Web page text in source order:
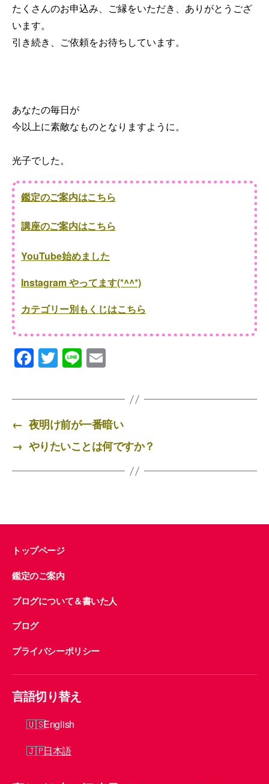
たくさんのお申込み、ご縁をいただき、ありがとうござ
います。
引き続き、ご依頼をお待ちしています。
あなたの毎日が
今以上に素敵なものとなりますように。
光子でした。
鑑定のご案内はこちら
講座のご案内はこちら
YouTube始めました
Instagram やってます(*^^*)
カテゴリー別もくじはこちら
F
c
e
b
o
o
T
tt
er
Li
e ail
← 夜明け前が一番暗い
→ やりたいことは何ですか？
トップページ
鑑定のご案内
ブログについて＆書いた人
ブログ
プライバシーポリシー
言語切り替え
English
日本語